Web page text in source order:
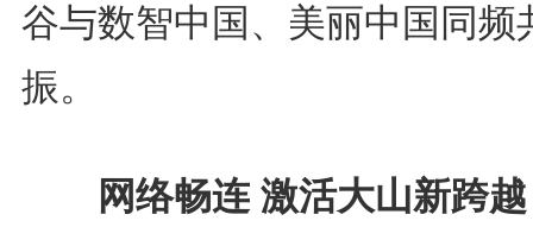
谷与数智中国、美丽中国同频
振。
网络畅连 激活大山新跨越